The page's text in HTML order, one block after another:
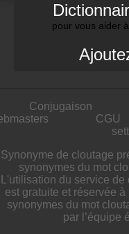
pour vous aider
Conjugaison
CGU
Synonyme de cloutage
synonymes du mot
L'utilisation du service
est gratuite et réservée
synonymes du mot
par l’équipe